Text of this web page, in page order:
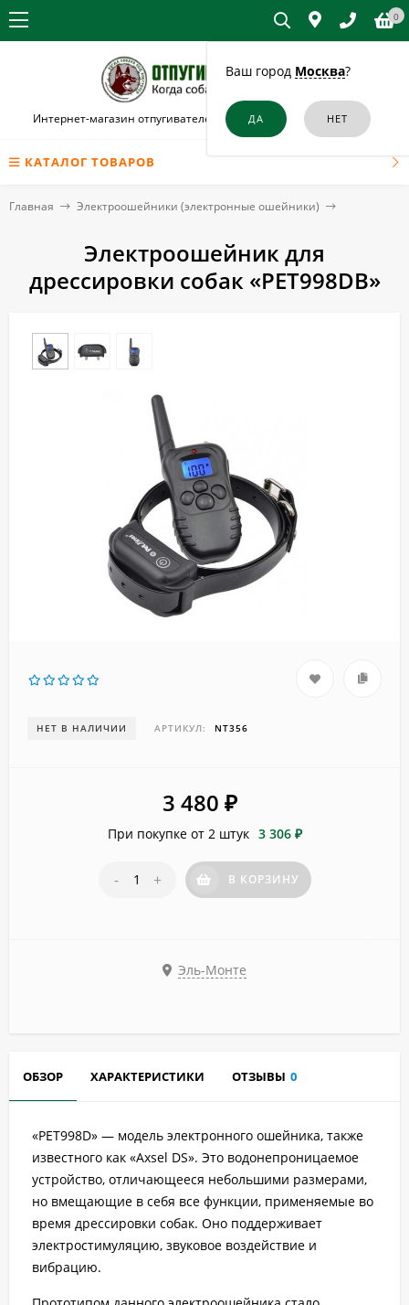
Ваш город Москва?
0
Интернет-магазин отпугивателей собак и кошек в Лермонтове
КАТАЛОГ ТОВАРОВ
Главная Электроошейники (электронные ошейники)
Электроошейник для
дрессировки собак «PET998DB»
НЕТ В НАЛИЧИИ АРТИКУЛ: NT356
3 480 ₽
При покупке от 2 штук 3 306 ₽
- + В КОРЗИНУ
Эль-Монте
ОБЗОР ХАРАКТЕРИСТИКИ ОТЗЫВЫ 0
«PET998D» — модель электронного ошейника, также
известного как «Axsel DS». Это водонепроницаемое
устройство, отличающееся небольшими размерами,
но вмещающие в себя все функции, применяемые во
время дрессировки собак. Оно поддерживает
электростимуляцию, звуковое воздействие и
вибрацию.